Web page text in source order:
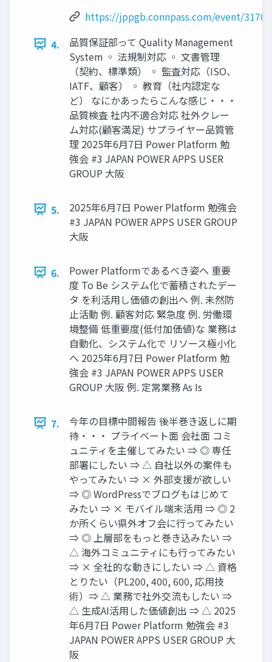
https://jppgb.connpass.com/event/
4.
品質保証部って Quality Management
System ◦ 法規制対応 ◦ 文書管理
（契約、標準類） ◦ 監査対応（ISO、
IATF、顧客） ◦ 教育（社内認定な
ど） なにかあったらこんな感じ・・・
品質検査 社内不適合対応 社外クレー
ム対応(顧客満足) サプライヤー品質管
理 2025年6月7日 Power Platform 勉
強会 #3 JAPAN POWER APPS USER
GROUP 大阪
5.
2025年6月7日 Power Platform 勉強会
#3 JAPAN POWER APPS USER GROUP
大阪
6.
Power Platformであるべき姿へ 重要
度 To Be システム化で蓄積されたデー
タ を利活用し価値の創出へ 例. 未然防
止活動 例. 顧客対応 緊急度 例. 労働環
境整備 低重要度(低付加価値)な 業務は
自動化、システム化で リソース極小化
へ 2025年6月7日 Power Platform 勉
強会 #3 JAPAN POWER APPS USER
GROUP 大阪 例. 定常業務 As Is
7.
今年の目標中間報告 後半巻き返しに期
待・・・ プライベート面 会社面 コミ
ュニティを主催してみたい ⇒ ◎ 専任
部署にしたい ⇒ △ 自社以外の案件も
やってみたい ⇒ × 外部支援が欲しい
⇒ ◎ WordPressでブログもはじめて
みたい ⇒ × モバイル端末活用 ⇒ ◎ 2
か所くらい県外オフ会に行ってみたい
⇒ ◎ 上層部をもっと巻き込みたい ⇒
△ 海外コミュニティにも行ってみたい
⇒ × 全社的な動きにしたい ⇒ △ 資格
とりたい（PL200, 400, 600, 応用技
術）⇒ △ 業務で社外交流もしたい ⇒
△ 生成AI活用した価値創出 ⇒ △ 2025
年6月7日 Power Platform 勉強会 #3
JAPAN POWER APPS USER GROUP 大
阪